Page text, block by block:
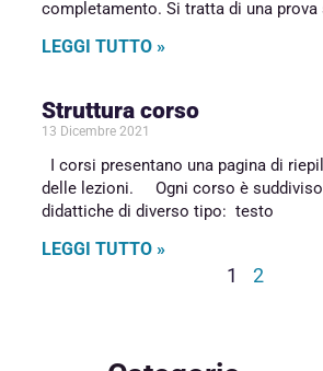
completamento. Si tratta di una
LEGGI TUTTO »
Struttura corso
13 Dicembre 2021
I corsi presentano una pagina di
delle lezioni. Ogni corso è
didattiche di diverso tipo: testo
LEGGI TUTTO »
1 2